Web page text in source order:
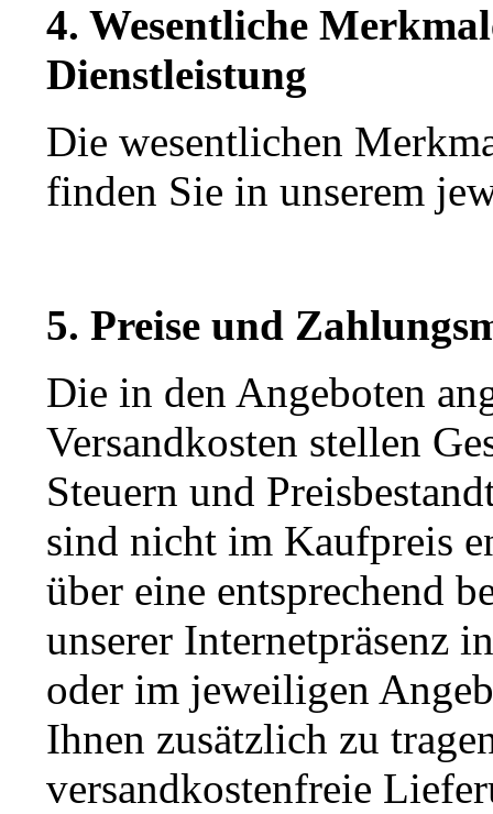
4. Wesentliche
Dienstleistung
Die wesentlichen
finden Sie in unserem
5. Preise und
Die in den Angeboten
Versandkosten stellen
Steuern und
sind nicht im Kaufpreis
über eine entsprechend
unserer Internetpräsenz
oder im jeweiligen
Ihnen zusätzlich zu
versandkostenfreie